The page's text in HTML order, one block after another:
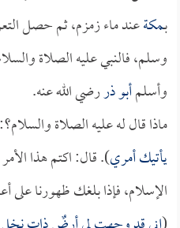
بـمكةعند ماء زمزم، ثم حصل
وسلم، فالنبي عليه الصلاة
وأسلمأبو ذررضي الله عنه.
ماذا قال له عليه الصلاة
يأتيك أمري). قال: اكتم هذا
الإسلام، فإذا بلغك ظهورنا على